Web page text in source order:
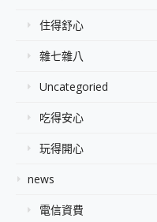
住得舒心
雜七雜八
Uncategoried
吃得安心
玩得開心
news
電信資費